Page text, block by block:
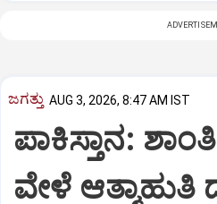
ಜಗತ್ತು AUG 3, 2026, 8:47 AM IST
ಪಾಕಿಸ್ತಾನ:
ವೇಳೆ